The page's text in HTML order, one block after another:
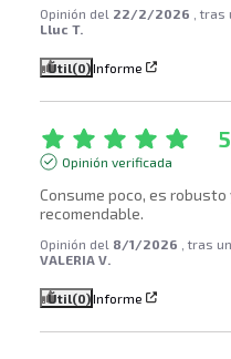
Opinión del 22/2/2026 ,
Lluc T.
Útil(0)Informe
5
Opinión verificada
Consume poco, es
recomendable.
Opinión del 8/1/2026 , tras
VALERIA V.
Útil(0)Informe